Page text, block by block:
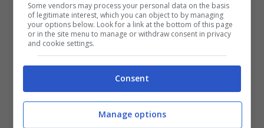
ha cantato nel corso del suo tour in Italia e
“Abbiamo vinto già” in collaborazione con J-
Un racconto speciale ed intimo quello fatto
dal cantante di Latina che ha dichiarato che
Some vendors may process your personal data on the basis
of legitimate interest, which you can object to by managing
your options below. Look for a link at the bottom of this page
or in the site menu to manage or withdraw consent in privacy
and cookie settings.
Consent
Manage options